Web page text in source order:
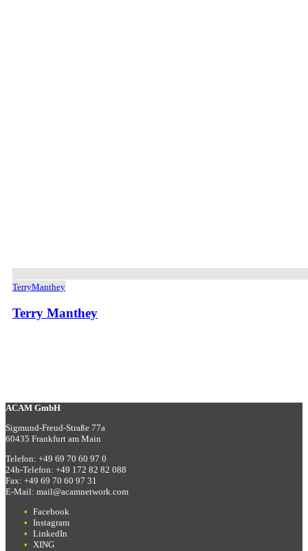
TerryManthey
Terry Manthey
ACAM GmbH
Sigmund-Freud-Straße 77a
60435 Frankfurt am Main
Telefon: +49 69 70 60 97 0
24h-Telefon: +49 172 82 82 088
Fax: +49 69 70 60 97 31
E-Mail: mail@acamnetwork.com
Facebook
Instagram
LinkedIn
XING